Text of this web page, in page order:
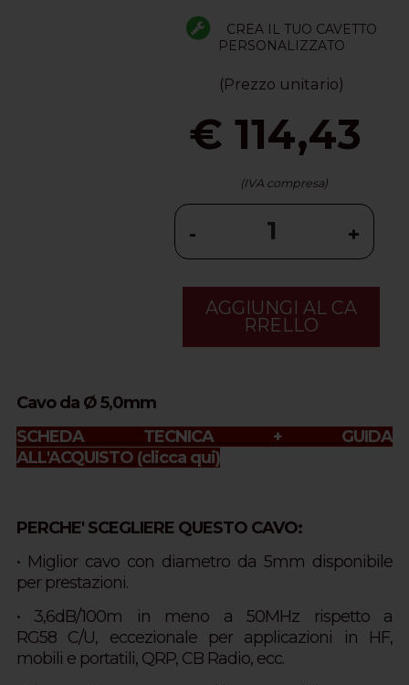
CREA IL TUO CAVETTO
PERSONALIZZATO
(Prezzo unitario)
€ 114,43
(IVA compresa)
- +
AGGIUNGI AL CA
RRELLO
Cavo da Ø 5,0mm
SCHEDA TECNICA + GUIDA
ALL'ACQUISTO (clicca qui)
PERCHE' SCEGLIERE QUESTO CAVO:
• Miglior cavo con diametro da 5mm disponibile
per prestazioni.
• 3,6dB/100m in meno a 50MHz rispetto a
RG58 C/U, eccezionale per applicazioni in HF,
mobili e portatili, QRP, CB Radio, ecc.